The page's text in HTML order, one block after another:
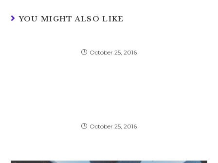
YOU MIGHT ALSO LIKE
October 25, 2016
October 25, 2016